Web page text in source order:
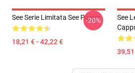
See Serie Limitata See Poster
18,21 € - 42,22 €
-20%
See